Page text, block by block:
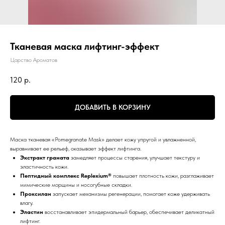
Тканевая маска лифтинг-эффект
Царство Ароматов
120 р.
ДОБАВИТЬ В КОРЗИНУ
Маска тканевая «Pomegranate Mask» делает кожу упругой и увлажненной,
выравнивает ее рельеф, оказывает эффект лифтинга.
Экстракт граната замедляет процессы старения, улучшает текстуру и
эластичность кожи.
Пептидный комплекс Replexium® повышает плотность кожи, разглаживает
мимические морщины и носогубные складки.
Проксилан запускает механизмы регенерации, помогает коже удерживать
влагу.
Эластин восстанавливает эпидермальный барьер, обеспечивает деликатный
лифтинг.